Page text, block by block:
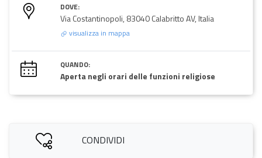
DOVE:
Via Costantinopoli, 83040 Calabritto AV, Italia
visualizza in mappa
QUANDO:
Aperta negli orari delle funzioni religiose
CONDIVIDI